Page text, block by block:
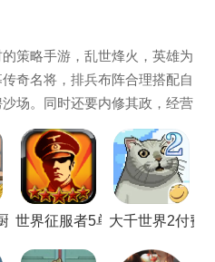
策略手游，乱世烽火，英雄为
奇名将，排兵布阵合理搭配自
场。同时还要内修其政，经营
尽脑汁，下面小编就给你推荐
欢的不要错过。
师国际版
世界征服者5单机版大千世界2付费